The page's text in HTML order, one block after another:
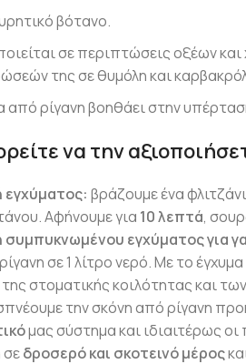
βότανο.
σε περιπτώσεις οξέων και
της σε θυμόλη και
από ρίγανη βοηθάει στην
να την
βράζουμε ένα
Αφήνουμε για 10 λεπτά,
εγχύματος για
σε 1 λίτρο νερό. Με το
της στοματικής κοιλότητας και
την σκόνη από ρίγανη
μας σύστημα και ιδιαιτέρως οι
σεδροσερό και σκοτεινό μέρος